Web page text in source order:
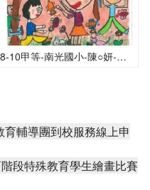
8-10甲等-南光國小-陳○妍-玩捉迷藏真有趣
輔導團到校服務線上申
段特殊教育學生繪畫比賽